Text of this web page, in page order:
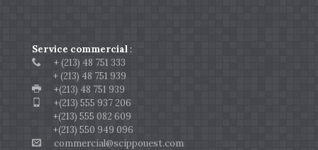
Service commercial:
+ (213) 48 751 333
+ (213) 48 751 939
+(213) 48 751 939
+(213) 555 937 206
+(213) 555 082 609
+(213) 550 949 096
commercial@scippouest.com